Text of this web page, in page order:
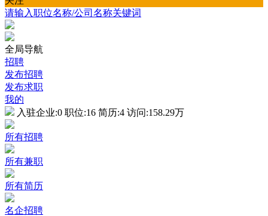
请输入职位名称/公司名称关键词
全局导航
招聘
发布招聘
发布求职
我的
入驻企业:0 职位:16 简历:4 访问:158.29万
所有招聘
所有兼职
所有简历
名企招聘